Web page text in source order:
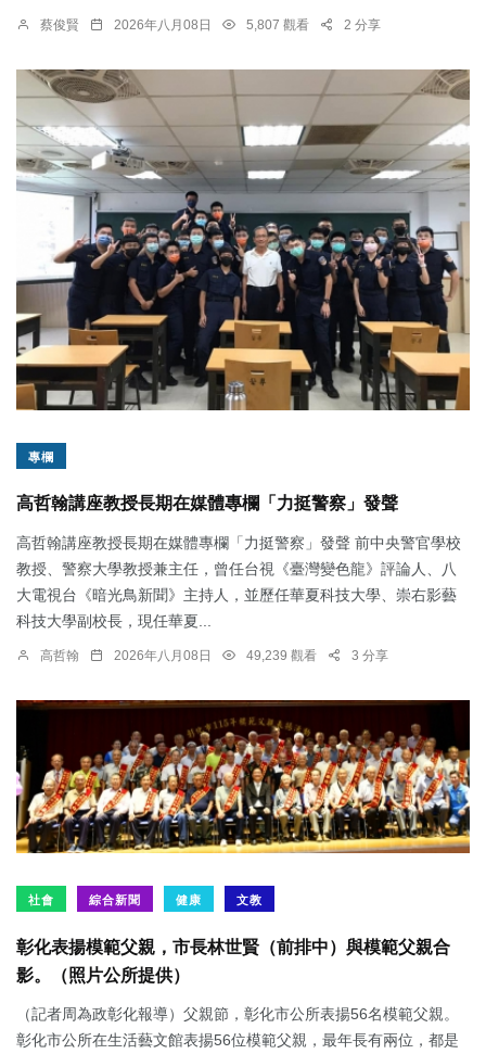
蔡俊賢 2026年八月08日 5,807 觀看 2 分享
專欄
高哲翰講座教授長期在媒體專欄「力挺警察」發聲
高哲翰講座教授長期在媒體專欄「力挺警察」發聲 前中央警官學校
教授、警察大學教授兼主任，曾任台視《臺灣變色龍》評論人、八
大電視台《暗光鳥新聞》主持人，並歷任華夏科技大學、崇右影藝
科技大學副校長，現任華夏...
高哲翰 2026年八月08日 49,239 觀看 3 分享
社會 綜合新聞 健康 文教
彰化表揚模範父親，市長林世賢（前排中）與模範父親合
影。（照片公所提供）
（記者周為政彰化報導）父親節，彰化市公所表揚56名模範父親。
彰化市公所在生活藝文館表揚56位模範父親，最年長有兩位，都是